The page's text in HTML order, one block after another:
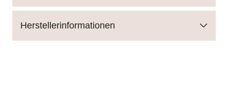
Herstellerinformationen